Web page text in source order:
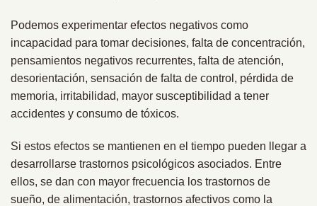
Podemos experimentar efectos negativos como
incapacidad para tomar decisiones, falta de concentración,
pensamientos negativos recurrentes, falta de atención,
desorientación, sensación de falta de control, pérdida de
memoria, irritabilidad, mayor susceptibilidad a tener
accidentes y consumo de tóxicos.
Si estos efectos se mantienen en el tiempo pueden llegar a
desarrollarse trastornos psicológicos asociados. Entre
ellos, se dan con mayor frecuencia los trastornos de
sueño, de alimentación, trastornos afectivos como la